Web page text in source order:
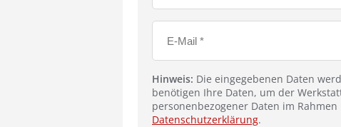
Hinweis: Die eingegebenen Daten
benötigen Ihre Daten, um der
personenbezogener Daten im
Datenschutzerklärung.